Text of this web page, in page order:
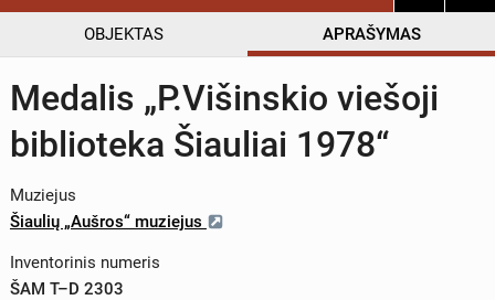
OBJEKTAS APRAŠYMAS
Medalis „P.Višinskio viešoji
biblioteka Šiauliai 1978“
Muziejus
Šiaulių „Aušros“ muziejus
Inventorinis numeris
ŠAM T–D 2303